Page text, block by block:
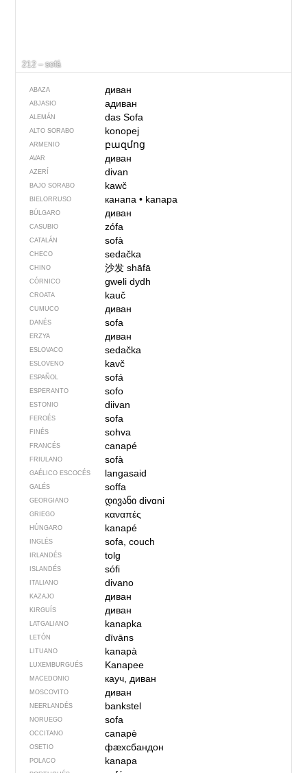
212 – sofá
ABAZA диван
ABJASIO адиван
ALEMÁN das Sofa
ALTO SORABO konopej
ARMENIO բազմոց
AVAR диван
AZERÍ divan
BAJO SORABO kawč
BIELORRUSO канапа• kanapa
BÚLGARO диван
CASUBIO zófa
CATALÁN sofà
CHECO sedačka
CHINO 沙发shāfā
CÓRNICO gweli dydh
CROATA kauč
CUMUCO диван
DANÉS sofa
ERZYA диван
ESLOVACO sedačka
ESLOVENO kavč
ESPAÑOL sofá
ESPERANTO sofo
ESTONIO diivan
FEROÉS sofa
FINÉS sohva
FRANCÉS canapé
FRIULANO sofà
GAÉLICO ESCOCÉS langasaid
GALÉS soffa
GEORGIANO დივანიdivɑni
GRIEGO καναπές
HÚNGARO kanapé
INGLÉS sofa, couch
IRLANDÉS tolg
ISLANDÉS sófi
ITALIANO divano
KAZAJO диван
KIRGUÍS диван
LATGALIANO kanapka
LETÓN dīvāns
LITUANO kanapà
LUXEMBURGUÉS Kanapee
MACEDONIO кауч, диван
MOSCOVITO диван
NEERLANDÉS bankstel
NORUEGO sofa
OCCITANO canapè
OSETIO фӕхсбандон
POLACO kanapa